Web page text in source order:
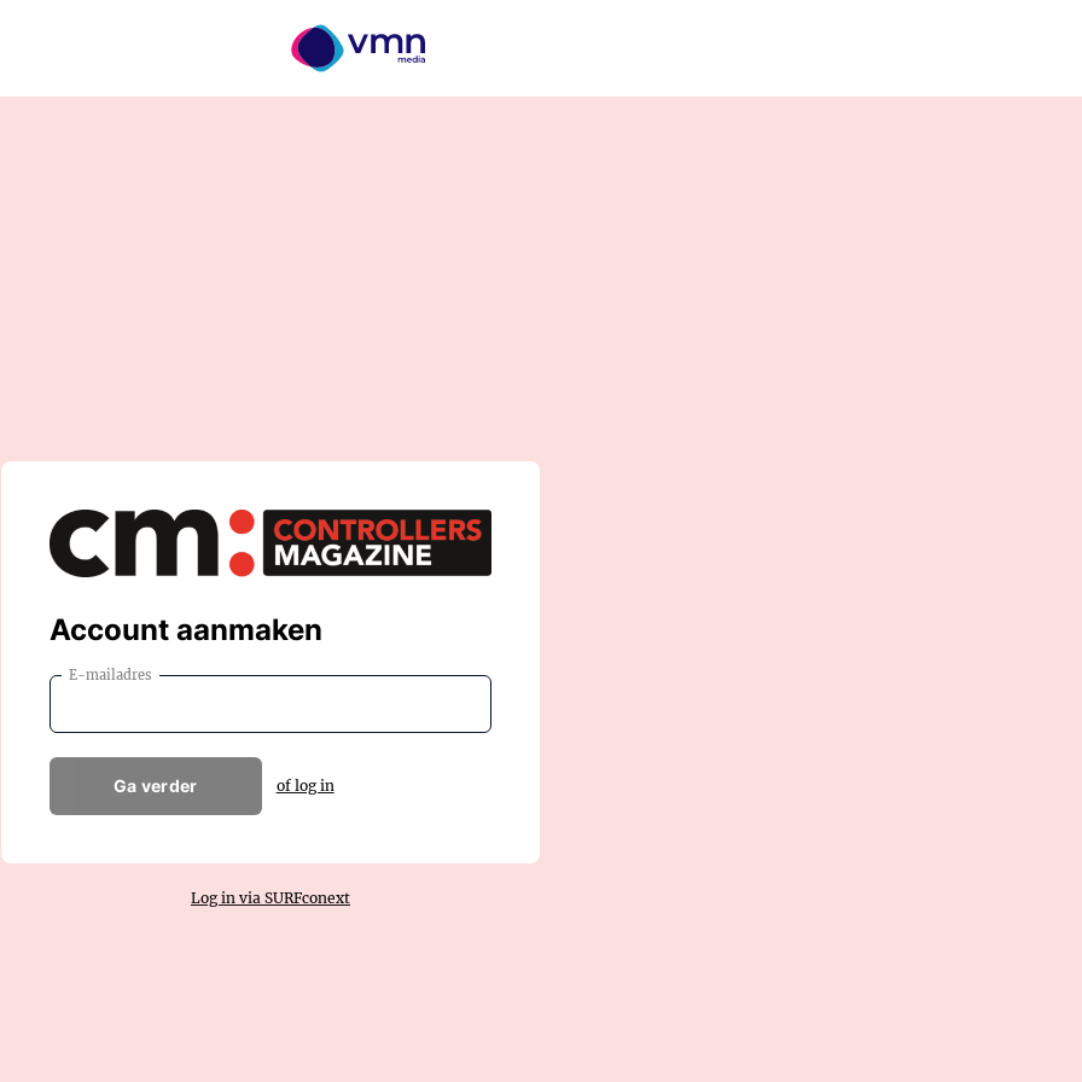
Account aanmaken
E-mailadres
Ga verder of log in
Log in via SURFconext